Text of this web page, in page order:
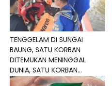
TENGGELAM DI SUNGAI
BAUNG, SATU KORBAN
DITEMUKAN MENINGGAL
DUNIA, SATU KORBAN...